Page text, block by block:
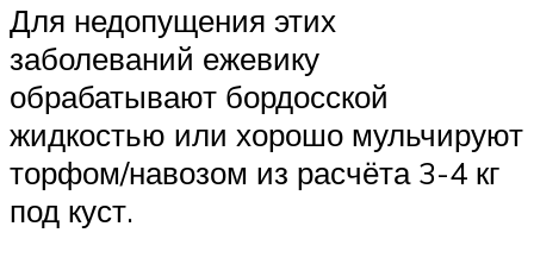
Для недопущения этих
заболеваний ежевику
обрабатывают бордосской
жидкостью или хорошо мульчируют
торфом/навозом из расчёта 3-4 кг
под куст.